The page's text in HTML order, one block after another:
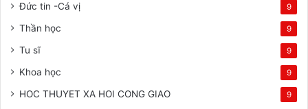
Đức tin -Cá vị 9
Thần học 9
Tu sĩ 9
Khoa học 9
HOC THUYET XA HOI CONG GIAO 9